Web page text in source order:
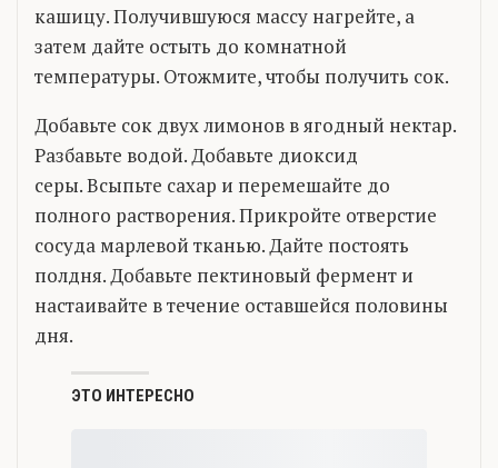
кашицу. Получившуюся массу нагрейте, а
затем дайте остыть до комнатной
температуры. Отожмите, чтобы получить сок.
Добавьте сок двух лимонов в ягодный нектар.
Разбавьте водой. Добавьте диоксид
серы. Всыпьте сахар и перемешайте до
полного растворения. Прикройте отверстие
сосуда марлевой тканью. Дайте постоять
полдня. Добавьте пектиновый фермент и
настаивайте в течение оставшейся половины
дня.
ЭТО ИНТЕРЕСНО